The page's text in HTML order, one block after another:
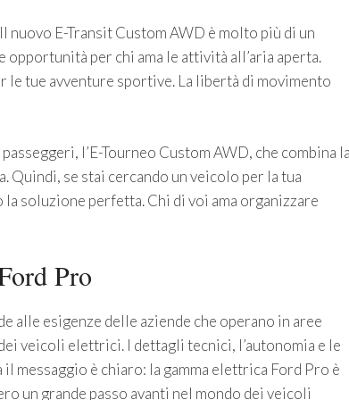
nuovo E-Transit Custom AWD è molto più di un
per chi ama le attività all’aria aperta.
le tue avventure sportive. La libertà di movimento
l’E-Tourneo Custom AWD, che combina
Quindi, se stai cercando un veicolo per la tua
soluzione perfetta. Chi di voi ama organizzare
Pro
alle esigenze delle aziende che operano in aree
veicoli elettrici. I dettagli tecnici, l’autonomia e le
messaggio è chiaro: la gamma elettrica Ford Pro è
un grande passo avanti nel mondo dei veicoli